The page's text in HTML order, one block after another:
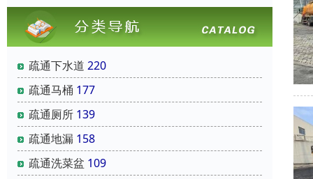
疏通下水道 220
疏通马桶 177
疏通厕所 139
疏通地漏 158
疏通洗菜盆 109